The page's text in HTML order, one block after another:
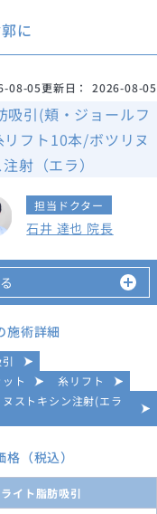
に
08-05更新日： 2026-08-05
吸引(頬・ジョールフ
リフト10本/ボツリヌ
射（エラ）
担当ドクター
石井 達也 院長
施術詳細
ト
糸リフト
ストキシン注射(エラ
（税込）
ライト脂肪吸引